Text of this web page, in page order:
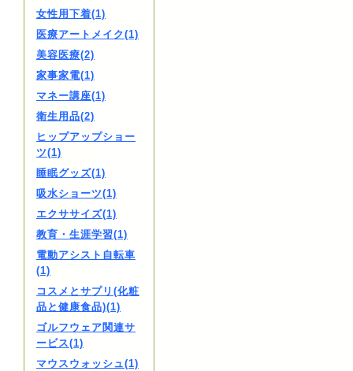
女性用下着(1)
医療アートメイク(1)
美容医療(2)
家事家電(1)
マネー講座(1)
衛生用品(2)
ヒップアップショー
ツ(1)
睡眠グッズ(1)
吸水ショーツ(1)
エクササイズ(1)
教育・生涯学習(1)
電動アシスト自転車
(1)
コスメとサプリ(化粧
品と健康食品)(1)
ゴルフウェア関連サ
ービス(1)
マウスウォッシュ(1)